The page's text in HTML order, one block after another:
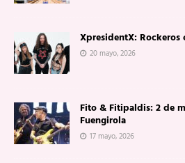
XpresidentX: Rockeros
20 mayo, 2026
Fito & Fitipaldis: 2 de
Fuengirola
17 mayo, 2026